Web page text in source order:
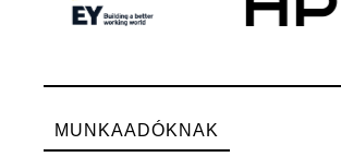
MUNKAADÓKNAK